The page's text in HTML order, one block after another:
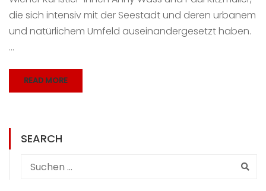
die sich intensiv mit der Seestadt und deren urbanem
und natürlichem Umfeld auseinandergesetzt haben.
…
READ MORE
SEARCH